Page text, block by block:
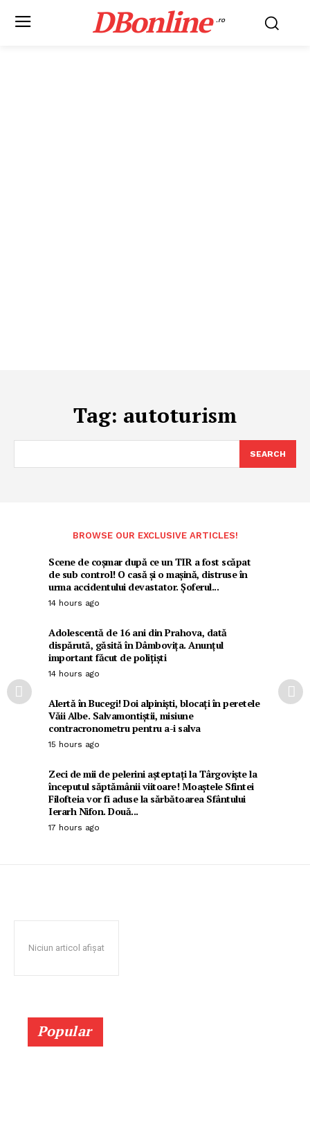
DBonline .ro
Tag: autoturism
SEARCH
BROWSE OUR EXCLUSIVE ARTICLES!
Scene de coșmar după ce un TIR a fost scăpat
de sub control! O casă și o mașină, distruse în
urma accidentului devastator. Șoferul...
14 hours ago
Adolescentă de 16 ani din Prahova, dată
dispărută, găsită în Dâmbovița. Anunțul
important făcut de polițiști
14 hours ago
Alertă în Bucegi! Doi alpiniști, blocați în peretele
Văii Albe. Salvamontiștii, misiune
contracronometru pentru a-i salva
15 hours ago
Zeci de mii de pelerini așteptați la Târgoviște la
începutul săptămânii viitoare! Moaștele Sfintei
Filofteia vor fi aduse la sărbătoarea Sfântului
Ierarh Nifon. Două...
17 hours ago
Niciun articol afișat
Popular